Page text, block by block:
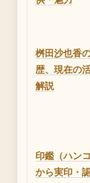
桝田沙也香
歴、現在の
解説
印鑑（ハン
から実印・